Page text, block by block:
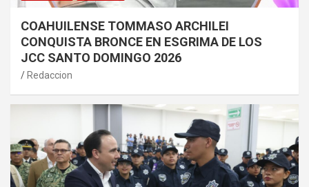
COAHUILENSE TOMMASO ARCHILEI
CONQUISTA BRONCE EN ESGRIMA DE LOS
JCC SANTO DOMINGO 2026
Redaccion